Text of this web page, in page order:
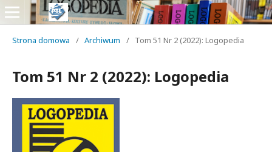
Strona domowa / Archiwum / Tom 51 Nr 2 (2022): Logopedia
Tom 51 Nr 2 (2022): Logopedia